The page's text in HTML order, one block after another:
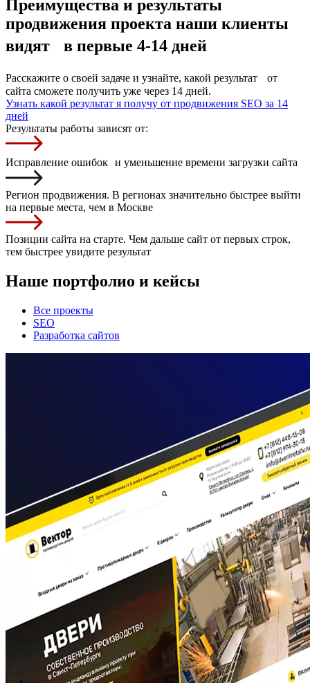
Преимущества и результаты
продвижения проекта наши клиенты
видят в первые 4-14 дней
Расскажите о своей задаче и узнайте, какой результат от
сайта сможете получить уже через 14 дней.
Узнать какой результат я получу от продвижения SEO за 14
дней
Результаты работы зависят от:
Исправление ошибок и уменьшение времени загрузки сайта
Регион продвижения. В регионах значительно быстрее выйти
на первые места, чем в Москве
Позиции сайта на старте. Чем дальше сайт от первых строк,
тем быстрее увидите результат
Наше портфолио и кейсы
Все проекты
SEO
Разработка сайтов